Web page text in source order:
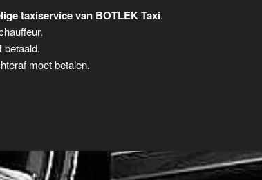
taxiservice van BOTLEK Taxi.
betaald.
moet betalen.